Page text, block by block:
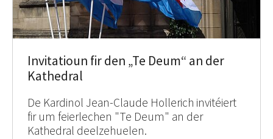
Invitatioun fir den „Te Deum“ an der
Kathedral
De Kardinol Jean-Claude Hollerich invitéiert
fir um feierlechen "Te Deum" an der
Kathedral deelzehuelen.